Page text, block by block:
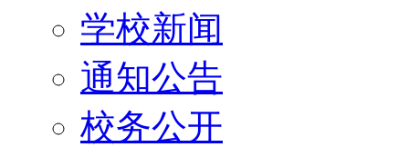
学校新闻
通知公告
校务公开